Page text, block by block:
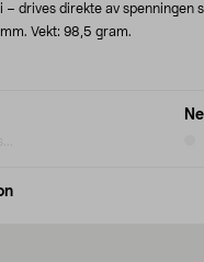
– drives direkte av spenningen
Vekt: 98,5 gram.